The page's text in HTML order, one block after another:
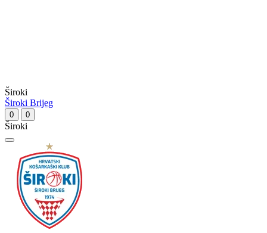
Široki
Široki Brijeg
0 0
Široki